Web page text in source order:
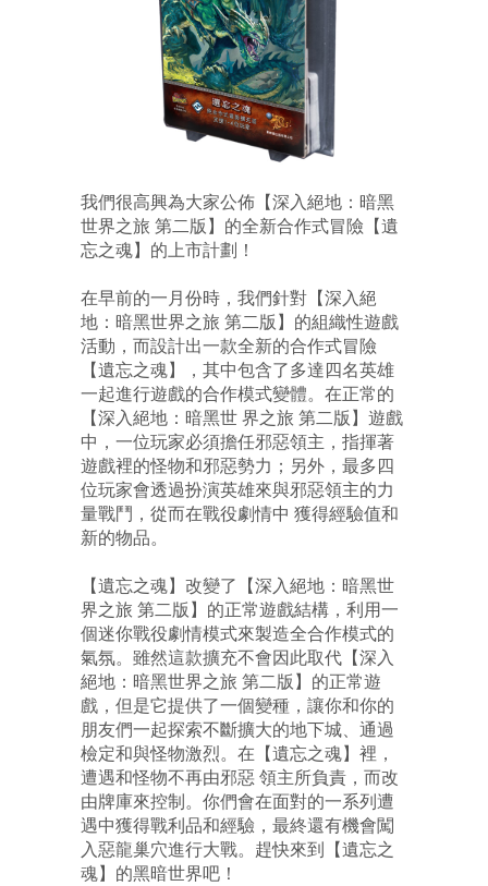
我們很高興為大家公佈【深入絕地：暗黑
世界之旅 第二版】的全新合作式冒險【遺
忘之魂】的上市計劃！
在早前的一月份時，我們針對【深入絕
地：暗黑世界之旅 第二版】的組織性遊戲
活動，而設計出一款全新的合作式冒險
【遺忘之魂】，其中包含了多達四名英雄
一起進行遊戲的合作模式變體。在正常的
【深入絕地：暗黑世 界之旅 第二版】遊戲
中，一位玩家必須擔任邪惡領主，指揮著
遊戲裡的怪物和邪惡勢力；另外，最多四
位玩家會透過扮演英雄來與邪惡領主的力
量戰鬥，從而在戰役劇情中 獲得經驗值和
新的物品。
【遺忘之魂】改變了【深入絕地：暗黑世
界之旅 第二版】的正常遊戲結構，利用一
個迷你戰役劇情模式來製造全合作模式的
氣氛。雖然這款擴充不會因此取代【深入
絕地：暗黑世界之旅 第二版】的正常遊
戲，但是它提供了一個變種，讓你和你的
朋友們一起探索不斷擴大的地下城、通過
檢定和與怪物激烈。在【遺忘之魂】裡，
遭遇和怪物不再由邪惡 領主所負責，而改
由牌庫來控制。你們會在面對的一系列遭
遇中獲得戰利品和經驗，最終還有機會闖
入惡龍巢穴進行大戰。趕快來到【遺忘之
魂】的黑暗世界吧！